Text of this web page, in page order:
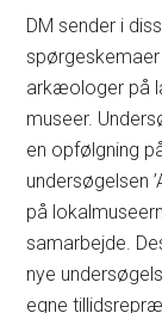
DM sender i
spørgeskemaer
arkæologer på
museer.
en opfølgning
undersøgelsen
på
samarbejde.
nye
egne